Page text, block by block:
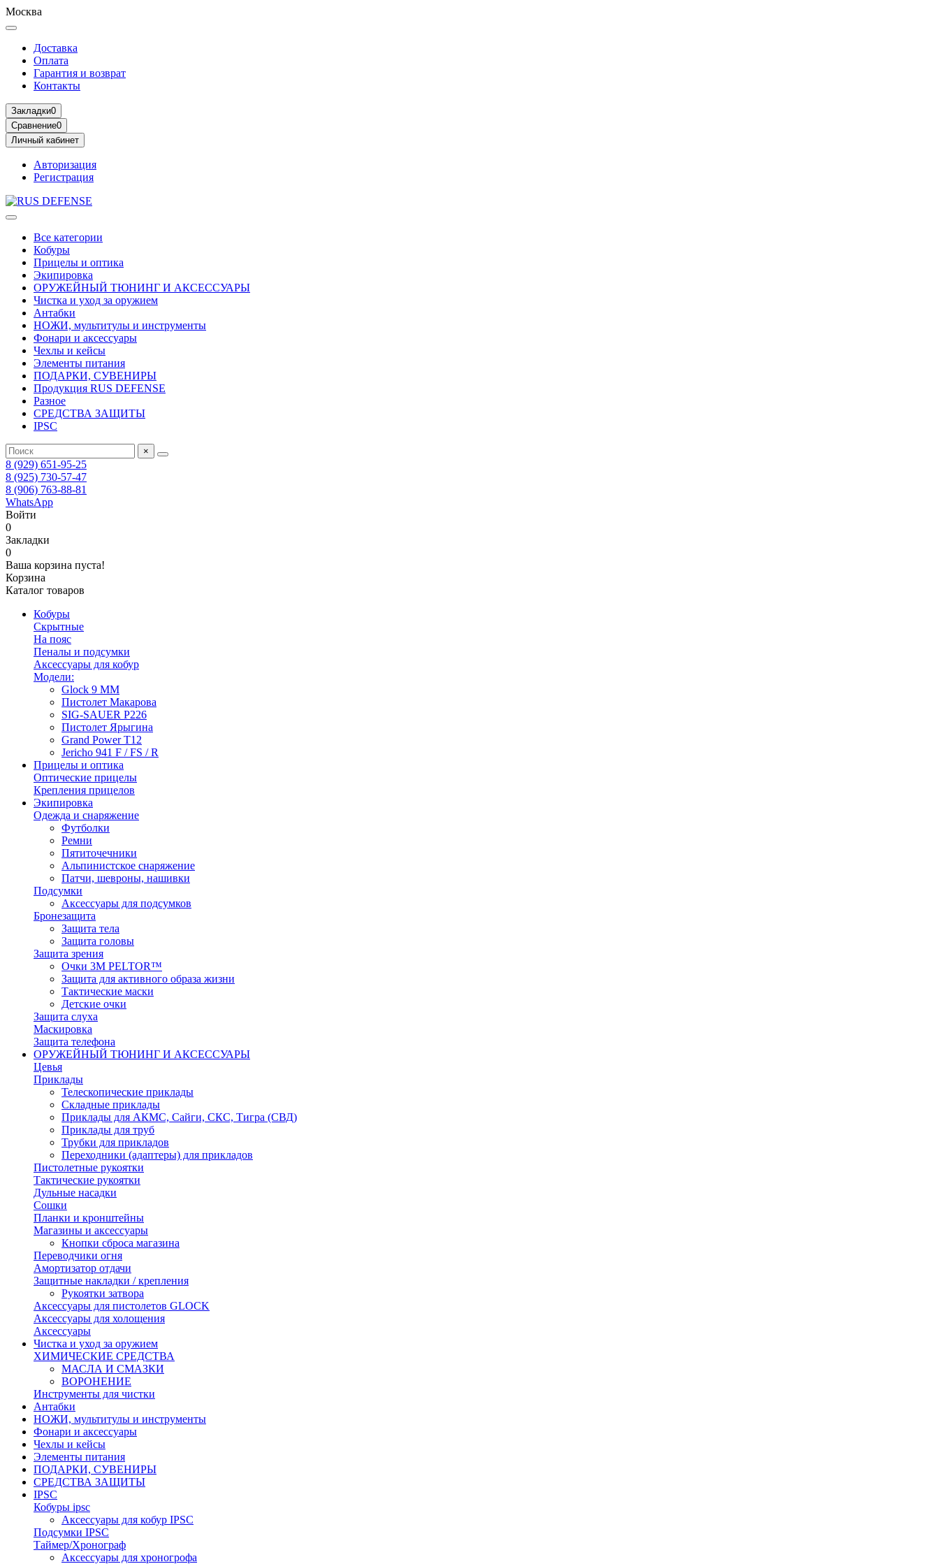
Москва
Доставка
Оплата
Гарантия и возврат
Контакты
Закладки0
Сравнение0
Личный кабинет
Авторизация
Регистрация
Все категории
Кобуры
Прицелы и оптика
Экипировка
ОРУЖЕЙНЫЙ ТЮНИНГ И АКСЕССУАРЫ
Чистка и уход за оружием
Антабки
НОЖИ, мультитулы и инструменты
Фонари и аксессуары
Чехлы и кейсы
Элементы питания
ПОДАРКИ, СУВЕНИРЫ
Продукция RUS DEFENSE
Разное
СРЕДСТВА ЗАЩИТЫ
IPSC
×
8 (929) 651-95-25
8 (925) 730-57-47
8 (906) 763-88-81
WhatsApp
Войти
0
Закладки
0
Ваша корзина пуста!
Корзина
Каталог товаров
Кобуры
Скрытные
На пояс
Пеналы и подсумки
Аксессуары для кобур
Модели:
Glock 9 ММ
Пистолет Макарова
SIG-SAUER P226
Пистолет Ярыгина
Grand Power T12
Jericho 941 F / FS / R
Прицелы и оптика
Оптические прицелы
Крепления прицелов
Экипировка
Одежда и снаряжение
Футболки
Ремни
Пятиточечники
Альпинистское снаряжение
Патчи, шевроны, нашивки
Подсумки
Аксессуары для подсумков
Бронезащита
Защита тела
Защита головы
Защита зрения
Очки 3М PELTOR™
Защита для активного образа жизни
Тактические маски
Детские очки
Защита слуха
Маскировка
Защита телефона
ОРУЖЕЙНЫЙ ТЮНИНГ И АКСЕССУАРЫ
Цевья
Приклады
Телескопические приклады
Складные приклады
Приклады для АКМС, Сайги, СКС, Тигра (СВД)
Приклады для труб
Трубки для прикладов
Переходники (адаптеры) для прикладов
Пистолетные рукоятки
Тактические рукоятки
Дульные насадки
Сошки
Планки и кронштейны
Магазины и аксессуары
Кнопки сброса магазина
Переводчики огня
Амортизатор отдачи
Защитные накладки / крепления
Рукоятки затвора
Аксессуары для пистолетов GLOCK
Аксессуары для холощения
Аксессуары
Чистка и уход за оружием
ХИМИЧЕСКИЕ СРЕДСТВА
МАСЛА И СМАЗКИ
ВОРОНЕНИЕ
Инструменты для чистки
Антабки
НОЖИ, мультитулы и инструменты
Фонари и аксессуары
Чехлы и кейсы
Элементы питания
ПОДАРКИ, СУВЕНИРЫ
СРЕДСТВА ЗАЩИТЫ
IPSC
Кобуры ipsc
Аксессуары для кобур IPSC
Подсумки IPSC
Таймер/Хронограф
Аксессуары для хроногрофа